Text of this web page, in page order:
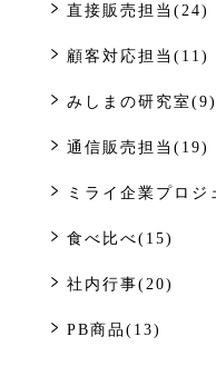
直接販売担当(24)
顧客対応担当(11)
みしまの研究室(9)
通信販売担当(19)
ミライ企業プロジ
食べ比べ(15)
社内行事(20)
PB商品(13)